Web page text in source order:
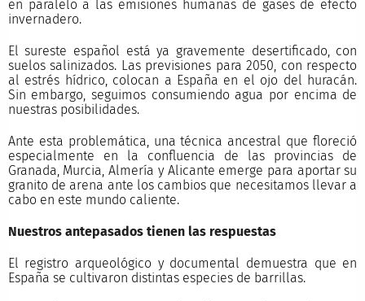
en paralelo a las emisiones humanas de gases de efecto
invernadero.
El sureste español está ya gravemente desertificado, con
suelos salinizados. Las previsiones para 2050, con respecto
al estrés hídrico, colocan a España en el ojo del huracán.
Sin embargo, seguimos consumiendo agua por encima de
nuestras posibilidades.
Ante esta problemática, una técnica ancestral que floreció
especialmente en la confluencia de las provincias de
Granada, Murcia, Almería y Alicante emerge para aportar su
granito de arena ante los cambios que necesitamos llevar a
cabo en este mundo caliente.
Nuestros antepasados tienen las respuestas
El registro arqueológico y documental demuestra que en
España se cultivaron distintas especies de barrillas.